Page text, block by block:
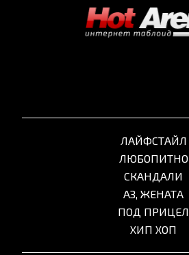
ЛАЙФСТАЙЛ
ЛЮБОПИТНО
СКАНДАЛИ
АЗ, ЖЕНАТА
ПОД ПРИЦЕЛ
ХИП ХОП